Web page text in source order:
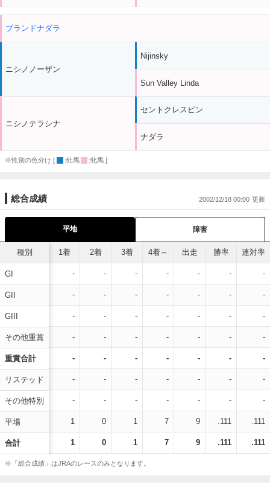
ブランドナダラ
ニシノノーザン
ニシノテラシナ
Nijinsky
Sun Valley Linda
セントクレスピン
ナダラ
※性別の色分け [ :牡馬 :牝馬 ]
総合成績 2002/12/18 00:00
平地 障害
種別
GI
GII
GIII
その他重賞
重賞合計
リステッド
その他特別
平場
合計
1着 2着 3着 4着～ 出走 勝率 連対率
- - - - - - -
- - - - - - -
- - - - - - -
- - - - - - -
- - - - - - -
- - - - - - -
- - - - - - -
1 0 1 7 9 .111 .111
1 0 1 7 9 .111 .111
※「総合成績」はJRAのレースのみとなります。